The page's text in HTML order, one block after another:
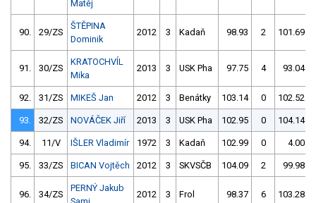
Matěj
90. 29/ZS
ŠTĚPINA
Dominik
2012 3 Kadaň 98.93 2 101.69
91. 30/ZS
KRATOCHVÍL
Mika
2013 3 USK Pha 97.75 4 93.04
92. 31/ZS MIKEŠ Jan 2012 3 Benátky 103.14 0 102.52
93. 32/ZS NOVÁČEK Jiří 2013 3 USK Pha 102.95 0 104.14
94. 11/V IŠLER Vladimír 1972 3 Kadaň 102.99 0 4.00
95. 33/ZS BICAN Vojtěch 2012 3 SKVSČB 104.09 2 99.98
96. 34/ZS
PERNÝ Jakub
2012 3 Frol 98.37 6 103.28